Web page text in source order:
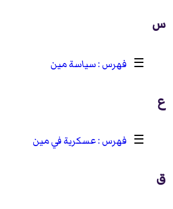
س
☰ سياسة مين
ع
☰ عسكرية في مين
ق